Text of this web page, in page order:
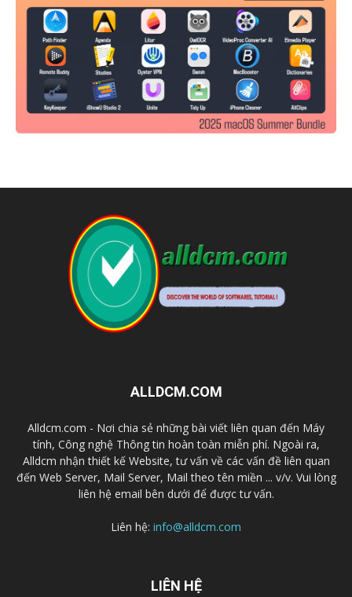
ALLDCM.COM
Alldcm.com - Nơi chia sẻ những bài viết liên quan đến Máy
tính, Công nghệ Thông tin hoàn toàn miễn phí. Ngoài ra,
Alldcm nhận thiết kế Website, tư vấn về các vấn đề liên quan
đến Web Server, Mail Server, Mail theo tên miền ... v/v. Vui lòng
liên hệ email bên dưới để được tư vấn.
Liên hệ: info@alldcm.com
LIÊN HỆ